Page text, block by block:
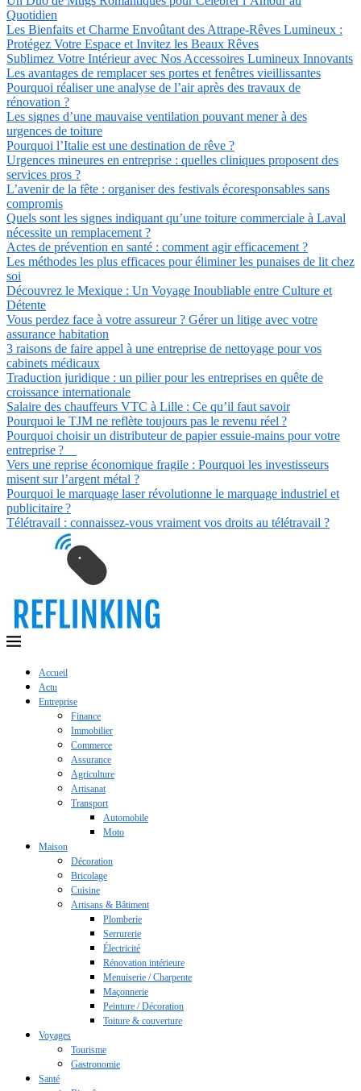
Quotidien
Les Bienfaits et Charme Envoûtant des Attrape-Rêves Lumineux :
Protégez Votre Espace et Invitez les Beaux Rêves
Sublimez Votre Intérieur avec Nos Accessoires Lumineux Innovants
Les avantages de remplacer ses portes et fenêtres vieillissantes
Pourquoi réaliser une analyse de l’air après des travaux de
rénovation ?
Les signes d’une mauvaise ventilation pouvant mener à des
urgences de toiture
Pourquoi l’Italie est une destination de rêve ?
Urgences mineures en entreprise : quelles cliniques proposent des
services pros ?
L’avenir de la fête : organiser des festivals écoresponsables sans
compromis
Quels sont les signes indiquant qu’une toiture commerciale à Laval
nécessite un remplacement ?
Actes de prévention en santé : comment agir efficacement ?
Les méthodes les plus efficaces pour éliminer les punaises de lit chez
soi
Découvrez le Mexique : Un Voyage Inoubliable entre Culture et
Détente
Vous perdez face à votre assureur ? Gérer un litige avec votre
assurance habitation
3 raisons de faire appel à une entreprise de nettoyage pour vos
cabinets médicaux
Traduction juridique : un pilier pour les entreprises en quête de
croissance internationale
Salaire des chauffeurs VTC à Lille : Ce qu’il faut savoir
Pourquoi le TJM ne reflète toujours pas le revenu réel ?
Pourquoi choisir un distributeur de papier essuie-mains pour votre
entreprise ?
Vers une reprise économique fragile : Pourquoi les investisseurs
misent sur l’argent métal ?
Pourquoi le marquage laser révolutionne le marquage industriel et
publicitaire ?
Télétravail : connaissez-vous vraiment vos droits au télétravail ?
Accueil
Actu
Entreprise
Finance
Immobilier
Commerce
Assurance
Agriculture
Artisanat
Transport
Automobile
Moto
Maison
Décoration
Bricolage
Cuisine
Artisans & Bâtiment
Plomberie
Serrurerie
Électricité
Rénovation intérieure
Menuiserie / Charpente
Maçonnerie
Peinture / Décoration
Toiture & couverture
Voyages
Tourisme
Gastronomie
Santé